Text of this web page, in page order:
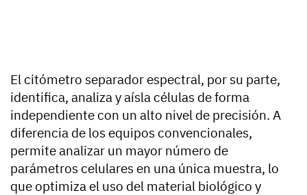
El citómetro separador espectral, por su parte,
identifica, analiza y aísla células de forma
independiente con un alto nivel de precisión. A
diferencia de los equipos convencionales,
permite analizar un mayor número de
parámetros celulares en una única muestra, lo
que optimiza el uso del material biológico y